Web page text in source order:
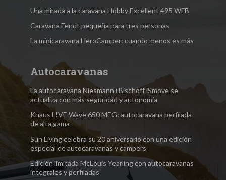
Una mirada a la caravana Hobby Excellent 495 WFB
Caravana Fendt pequeña para tres personas
La minicaravana HeroCamper: cuando menos es más
Autocaravanas
La autocaravana Niesmann+Bischoff iSmove se
actualiza con más seguridad y autonomía
Knaus L!VE Wave 650 MEG: autocaravana perfilada
de alta gama
Sun Living celebra su 20 aniversario con una edición
especial de autocaravanas y campers
Edición limitada McLouis Yearling con autocaravanas
integrales y perfiladas